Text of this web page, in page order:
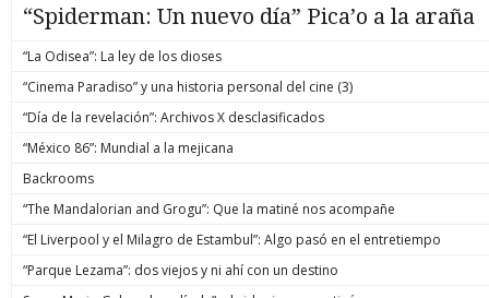
“Spiderman: Un nuevo día” Pica’o a la araña
“La Odisea”: La ley de los dioses
“Cinema Paradiso” y una historia personal del cine (3)
“Día de la revelación”: Archivos X desclasificados
“México 86”: Mundial a la mejicana
Backrooms
“The Mandalorian and Grogu”: Que la matiné nos acompañe
“El Liverpool y el Milagro de Estambul”: Algo pasó en el entretiempo
“Parque Lezama”: dos viejos y ni ahí con un destino